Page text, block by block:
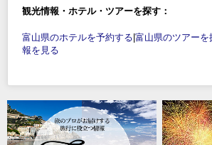
観光情報・ホテル・ツアーを探す：
富山県のホテルを予約する 富山県のツアーを
報を見る